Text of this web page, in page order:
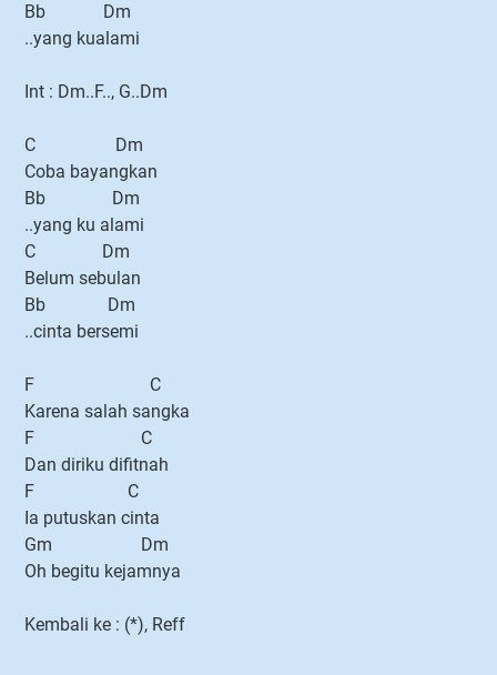
Bb Dm
..yang kualami
Int : Dm..F.., G..Dm
C Dm
Coba bayangkan
Bb Dm
..yang ku alami
C Dm
Belum sebulan
Bb Dm
..cinta bersemi
F C
Karena salah sangka
F C
Dan diriku difitnah
F C
Ia putuskan cinta
Gm Dm
Oh begitu kejamnya
Kembali ke : (*), Reff